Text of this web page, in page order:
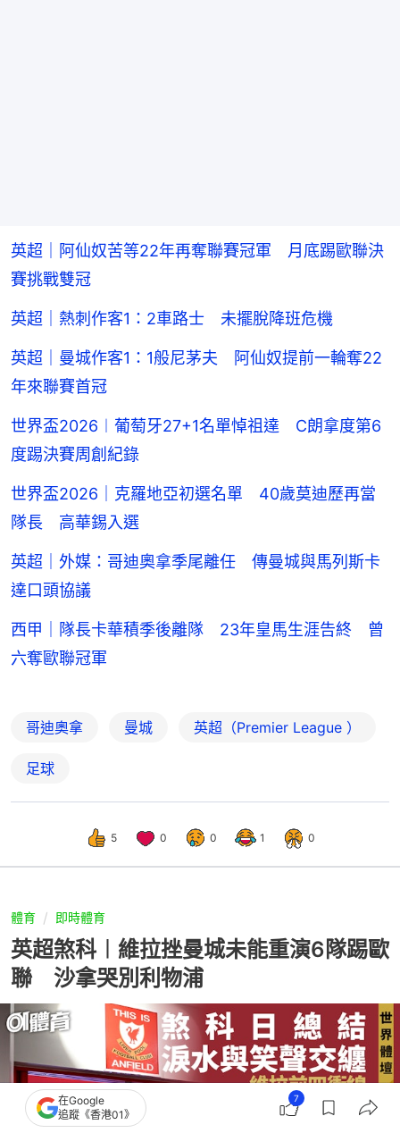
英超｜阿仙奴苦等22年再奪聯賽冠軍 月底踢歐聯決
賽挑戰雙冠
英超｜熱刺作客1：2車路士 未擺脫降班危機
英超｜曼城作客1：1般尼茅夫 阿仙奴提前一輪奪22
年來聯賽首冠
世界盃2026︱葡萄牙27+1名單悼祖達 C朗拿度第6
度踢決賽周創紀錄
世界盃2026｜克羅地亞初選名單 40歲莫迪歷再當
隊長 高華錫入選
英超｜外媒：哥迪奧拿季尾離任 傳曼城與馬列斯卡
達口頭協議
西甲｜隊長卡華積季後離隊 23年皇馬生涯告終 曾
六奪歐聯冠軍
哥迪奧拿 曼城 英超（Premier League ）
足球
5 0 0 1 0
體育 即時體育
英超煞科︱維拉挫曼城未能重演6隊踢歐
聯 沙拿哭別利物浦
在Google
追蹤《香港01》
7